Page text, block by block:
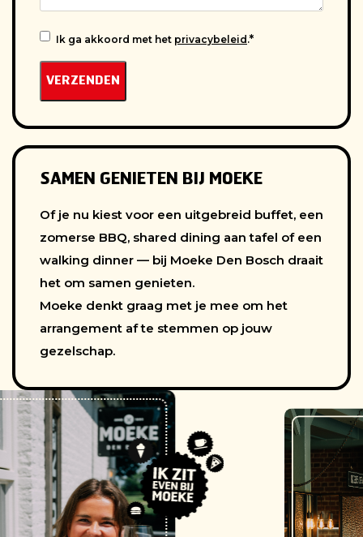
INSTEMMING
Ik ga akkoord met het privacybeleid .
SAMEN GENIETEN BIJ MOEKE
Of je nu kiest voor een uitgebreid buffet, een
zomerse BBQ, shared dining aan tafel of een
walking dinner — bij Moeke Den Bosch draait
het om samen genieten.
Moeke denkt graag met je mee om het
arrangement af te stemmen op jouw
gezelschap.